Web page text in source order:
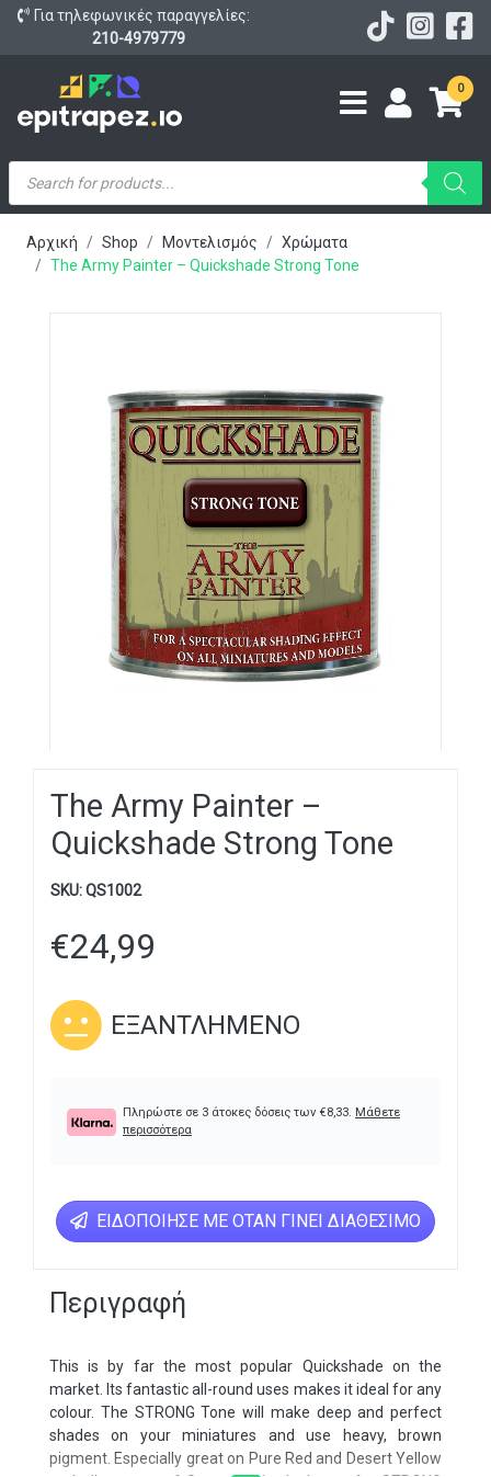
Για τηλεφωνικές παραγγελίες:
210-4979779
0
Products
search
Αρχική Shop Μοντελισμός
Χρώματα
The Army Painter – Quickshade Strong Tone
The Army Painter –
Quickshade Strong Tone
SKU:QS1002
€24,99
ΕΞΑΝΤΛΗΜΈΝΟ
Πληρώστε σε 3 άτοκες δόσεις των €8,33. Μάθετε
περισσότερα
ΕΙΔΟΠΟΊΗΣΕ ΜΕ ΌΤΑΝ ΓΊΝΕΙ ΔΙΑΘΈΣΙΜΟ
Περιγραφή
This is by far the most popular Quickshade on the
market. Its fantastic all-round uses makes it ideal for any
colour. The STRONG Tone will make deep and perfect
shades on your miniatures and use heavy, brown
pigment. Especially great on Pure Red and Desert Yellow